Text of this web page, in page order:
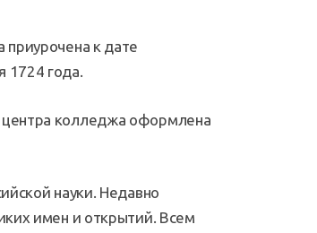
приурочена к дате
1724 года.
центра колледжа оформлена
науки. Недавно
имен и открытий. Всем